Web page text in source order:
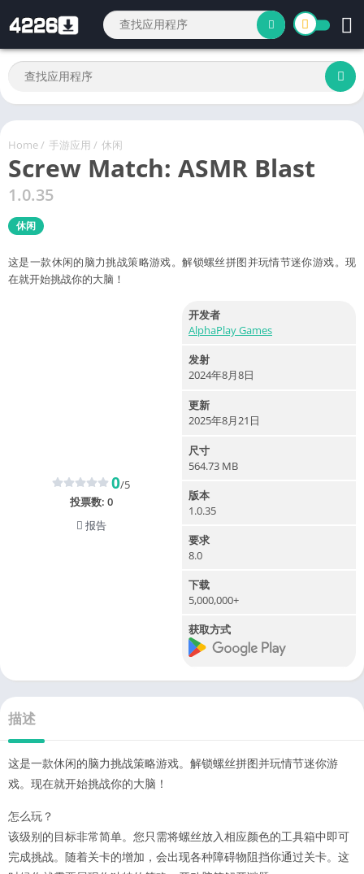
Home/ 手游应用 / 休闲
Screw Match: ASMR Blast
1.0.35
休闲
这是一款休闲的脑力挑战策略游戏。解锁螺丝拼图并玩情节迷你游戏。现
在就开始挑战你的大脑！
0/5
投票数: 0
报告
开发者
AlphaPlay Games
发射
2024年8月8日
更新
2025年8月21日
尺寸
564.73 MB
版本
1.0.35
要求
8.0
下载
5,000,000+
获取方式
描述
这是一款休闲的脑力挑战策略游戏。解锁螺丝拼图并玩情节迷你游
戏。现在就开始挑战你的大脑！
怎么玩？
该级别的目标非常简单。您只需将螺丝放入相应颜色的工具箱中即可
完成挑战。随着关卡的增加，会出现各种障碍物阻挡你通过关卡。这